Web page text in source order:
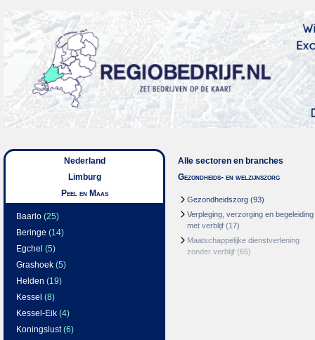
Nederland
Limburg
Peel en Maas
Baarlo (25)
Beringe (14)
Egchel (5)
Grashoek (5)
Helden (19)
Kessel (8)
Kessel-Eik (4)
Koningslust(6)
Alle sectoren en branches
Gezondheids- en welzijnszorg
Gezondheidszorg (93)
Verpleging, verzorging en begeleiding
met verblijf (17)
Maatschappelijke dienstverlening
zonder verblijf (65)